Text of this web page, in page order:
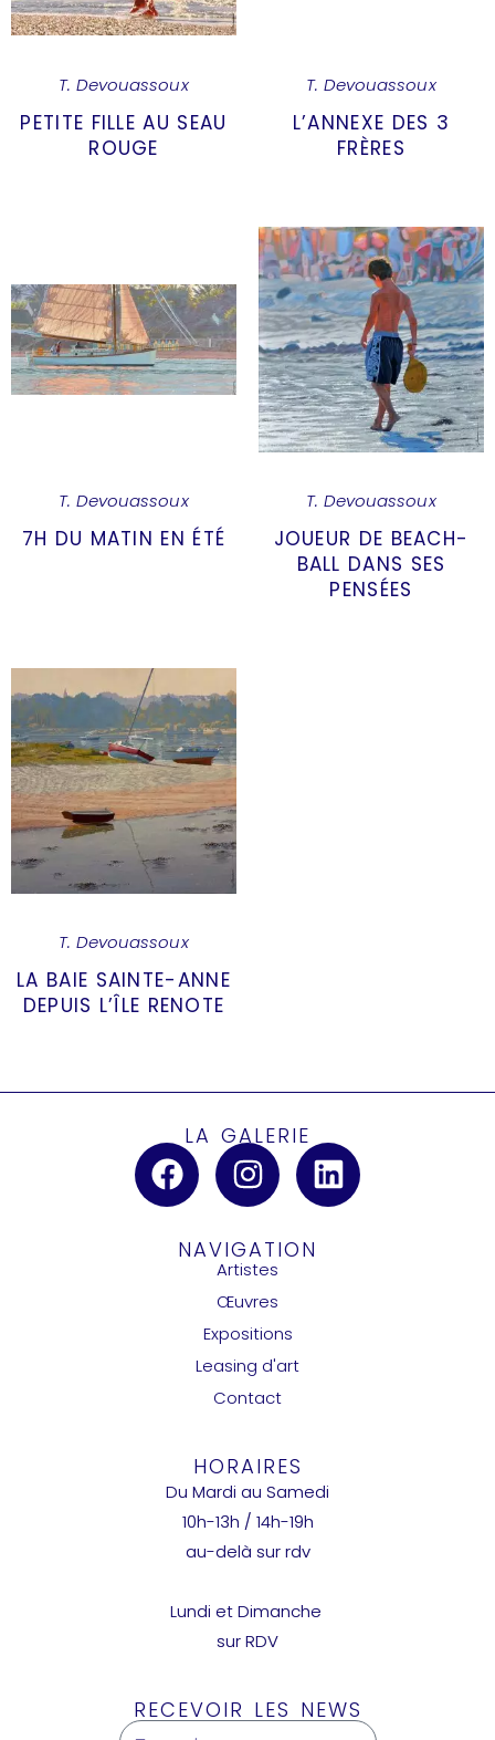
T. Devouassoux
PETITE FILLE AU SEAU
ROUGE
T. Devouassoux
L’ANNEXE DES 3
FRÈRES
T. Devouassoux
7H DU MATIN EN ÉTÉ
T. Devouassoux
JOUEUR DE BEACH-
BALL DANS SES
PENSÉES
T. Devouassoux
LA BAIE SAINTE-ANNE
DEPUIS L’ÎLE RENOTE
LA GALERIE
NAVIGATION
Artistes
Œuvres
Expositions
Leasing d'art
Contact
HORAIRES
Du Mardi au Samedi
10h-13h / 14h-19h
au-delà sur rdv
Lundi et Dimanche
sur RDV
RECEVOIR LES NEWS